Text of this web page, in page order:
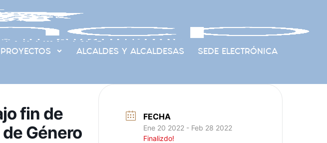
ALCALDES Y ALCALDESAS SEDE ELECTRÓNICA
fin de
Género
FECHA
Ene 20 2022 - Feb 28 2022
Finalizdo!